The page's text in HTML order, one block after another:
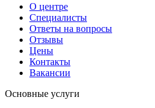
О центре
Специалисты
Ответы на вопросы
Отзывы
Цены
Контакты
Вакансии
Основные услуги